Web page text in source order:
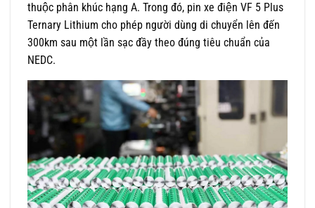
thuộc phân khúc hạng A. Trong đó, pin xe điện VF 5 Plus
Ternary Lithium cho phép người dùng di chuyển lên đến
300km sau một lần sạc đầy theo đúng tiêu chuẩn của
NEDC.